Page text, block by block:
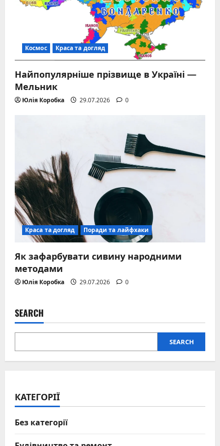
Космос Краса та догляд
Найпопулярніше прізвище в Україні —
Мельник
Юлія Коробка 29.07.2026 0
Краса та догляд Поради та лайфхаки
Як зафарбувати сивину народними
методами
Юлія Коробка 29.07.2026 0
SEARCH
SEARCH
КАТЕГОРІЇ
Без категорії